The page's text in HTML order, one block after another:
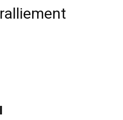
ralliement